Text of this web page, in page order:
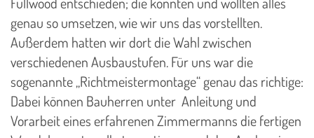
genau so umsetzen, wie wir uns das vorstellten.
Außerdem hatten wir dort die Wahl zwischen
verschiedenen Ausbaustufen. Für uns war die
sogenannte „Richtmeistermontage“ genau das richtige:
Dabei können Bauherren unter Anleitung und
Vorarbeit eines erfahrenen Zimmermanns die fertigen